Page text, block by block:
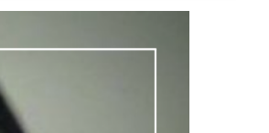
...